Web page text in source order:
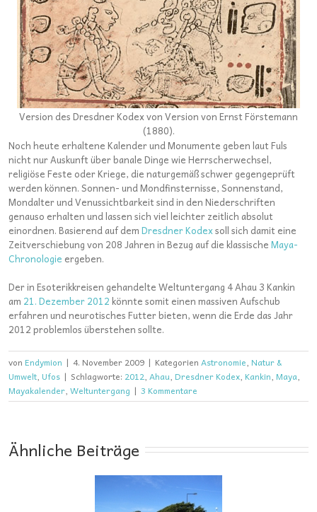
Version des Dresdner Kodex von Version von Ernst Förstemann
(1880).
Noch heute erhaltene Kalender und Monumente geben laut Fuls
nicht nur Auskunft über banale Dinge wie Herrscherwechsel,
religiöse Feste oder Kriege, die naturgemäß schwer gegengeprüft
werden können. Sonnen- und Mondfinsternisse, Sonnenstand,
Mondalter und Venussichtbarkeit sind in den Niederschriften
genauso erhalten und lassen sich viel leichter zeitlich absolut
einordnen. Basierend auf demDresdner Kodexsoll sich damit eine
Zeitverschiebung von 208 Jahren in Bezug auf die klassischeMaya-
Chronologie ergeben.
Der in Esoterikkreisen gehandelte Weltuntergang 4 Ahau 3 Kankin
am 21. Dezember 2012könnte somit einen massiven Aufschub
erfahren und neurotisches Futter bieten, wenn die Erde das Jahr
2012 problemlos überstehen sollte.
von Endymion | 4. November 2009 | Kategorien Astronomie, Natur &
Umwelt, Ufos | Schlagworte: 2012, Ahau, Dresdner Kodex, Kankin, Maya,
Mayakalender, Weltuntergang | 3 Kommentare
Ähnliche Beiträge